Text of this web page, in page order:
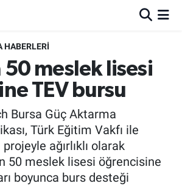
HABERLERİ
50 meslek lisesi
TEV bursu
Bursa Güç Aktarma
Türk Eğitim Vakfı ile
ağırlıklı olarak
50 meslek lisesi öğrencisine
boyunca burs desteği